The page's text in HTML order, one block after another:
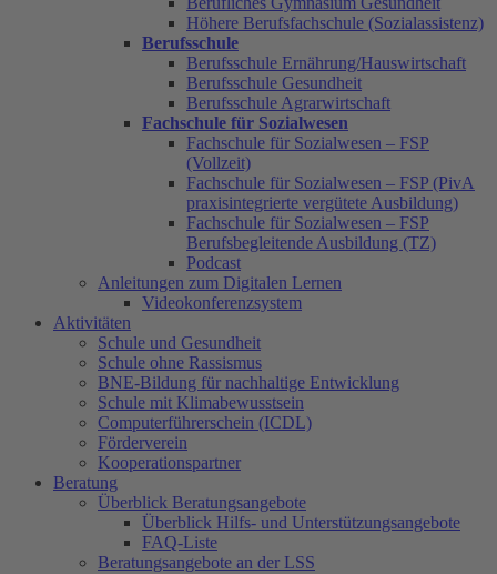
Höhere Berufsfachschule (Sozialassistenz)
Berufsschule
Berufsschule Ernährung/Hauswirtschaft
Berufsschule Gesundheit
Berufsschule Agrarwirtschaft
Fachschule für Sozialwesen
Fachschule für Sozialwesen – FSP
(Vollzeit)
Fachschule für Sozialwesen – FSP (PivA
praxisintegrierte vergütete Ausbildung)
Fachschule für Sozialwesen – FSP
Berufsbegleitende Ausbildung (TZ)
Podcast
Anleitungen zum Digitalen Lernen
Videokonferenzsystem
Aktivitäten
Schule und Gesundheit
Schule ohne Rassismus
BNE-Bildung für nachhaltige Entwicklung
Schule mit Klimabewusstsein
Computerführerschein (ICDL)
Förderverein
Kooperationspartner
Beratung
Überblick Beratungsangebote
Überblick Hilfs- und Unterstützungsangebote
FAQ-Liste
Beratungsangebote an der LSS